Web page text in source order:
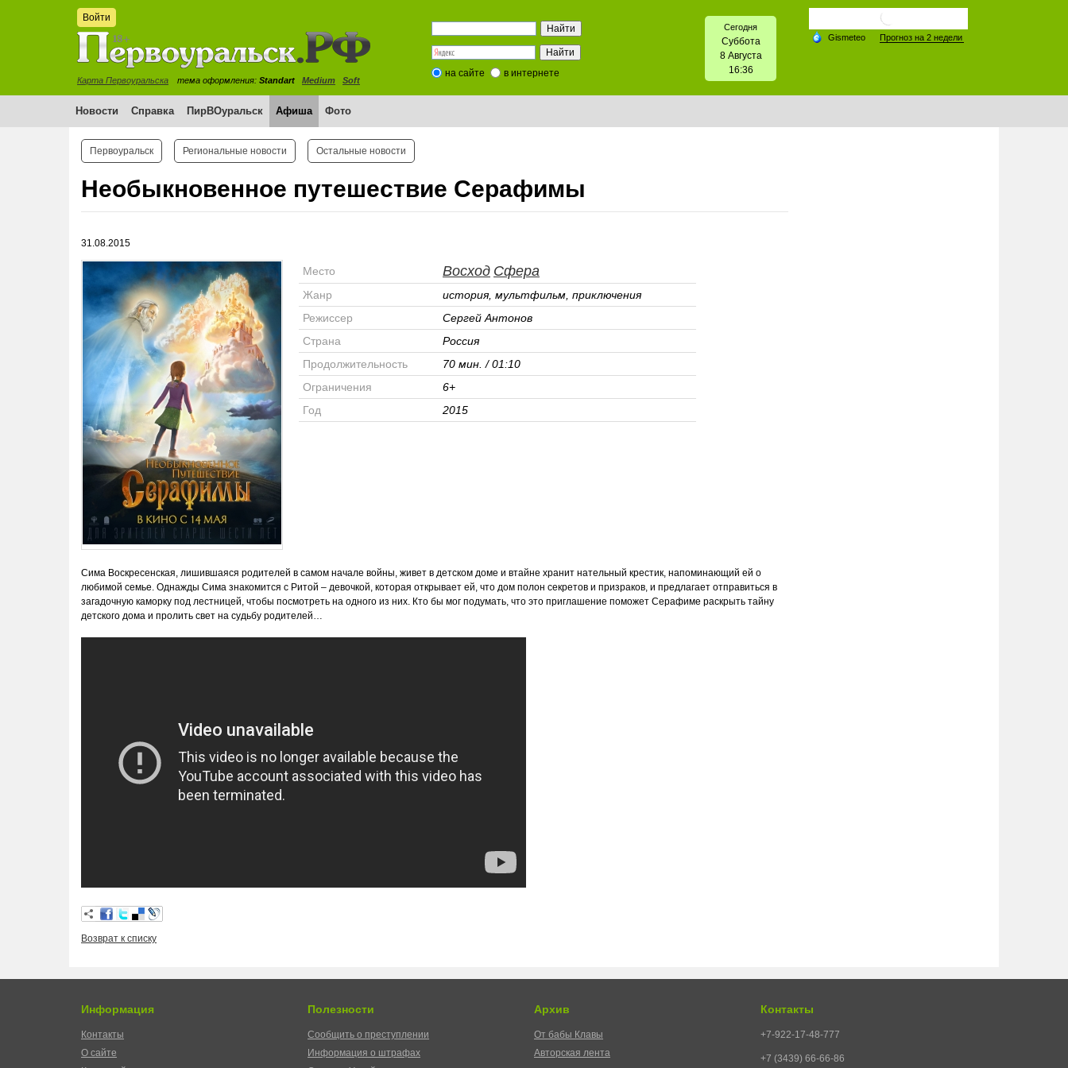
Войти
Карта Первоуральска тема оформления: Standart Medium Soft
на сайте в интернете
Сегодня
Суббота
8 Августа
16:36
Новости Справка ПирВОуральск Афиша Фото
Первоуральск Региональные новости Остальные новости
Необыкновенное путешествие Серафимы
31.08.2015
Место Восход Сфера
Жанр
история, мультфильм, приключения
Режиссер
Сергей Антонов
Страна
Россия
Продолжительность
70 мин. / 01:10
Ограничения
6+
Год
2015
Сима Воскресенская, лишившаяся родителей в самом начале войны, живет в детском доме и втайне хранит нательный крестик, напоминающий ей о
любимой семье. Однажды Сима знакомится с Ритой – девочкой, которая открывает ей, что дом полон секретов и призраков, и предлагает отправиться в
загадочную каморку под лестницей, чтобы посмотреть на одного из них. Кто бы мог подумать, что это приглашение поможет Серафиме раскрыть тайну
детского дома и пролить свет на судьбу родителей…
Возврат к списку
Информация
Контакты
О сайте
Полезности
Сообщить о преступлении
Информация о штрафах
Архив
От бабы Клавы
Авторская лента
Контакты
+7-922-17-48-777
+7 (3439) 66-66-86